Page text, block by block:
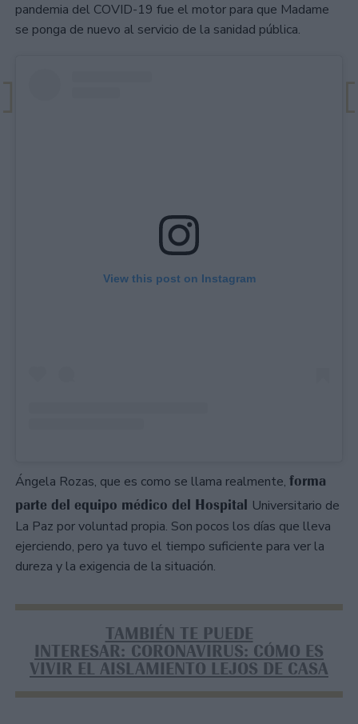
pandemia del COVID-19 fue el motor para que Madame
se ponga de nuevo al servicio de la sanidad pública.
View this post on Instagram
Ángela Rozas, que es como se llama realmente, forma
parte del equipo médico del Hospital Universitario de
La Paz por voluntad propia. Son pocos los días que lleva
ejerciendo, pero ya tuvo el tiempo suficiente para ver la
dureza y la exigencia de la situación.
TAMBIÉN TE PUEDE
INTERESAR: CORONAVIRUS: CÓMO ES
VIVIR EL AISLAMIENTO LEJOS DE CASA